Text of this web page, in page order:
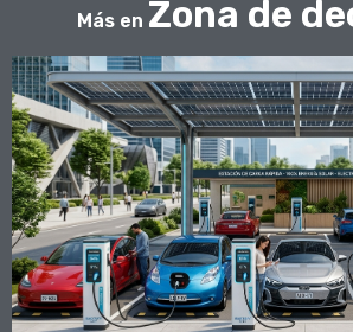
Más en Zona de